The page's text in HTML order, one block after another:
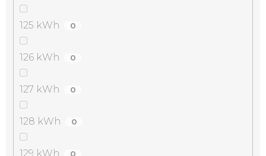
125 kWh 0
126 kWh 0
127 kWh 0
128 kWh 0
129 kWh 0